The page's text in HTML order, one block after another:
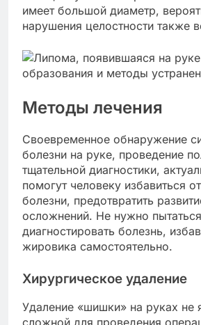
имеет большой диаметр,
нарушения целостности также
Методы лечения
Своевременное обнаружение
болезни на руке, проведение
тщательной диагностики,
помогут человеку избавиться
болезни, предотвратить
осложнений. Не нужно пытаться
диагностировать болезнь,
жировика самостоятельно.
Хирургическое удаление
Удаление «шишки» на руках не